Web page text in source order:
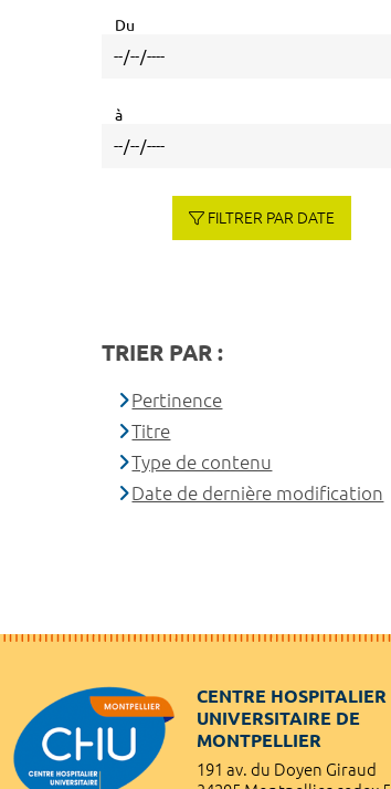
Du
à
FILTRER PAR DATE
TRIER PAR :
Pertinence
Titre
Type de contenu
Date de dernière modification
CENTRE HOSPITALIER
UNIVERSITAIRE DE
MONTPELLIER
191 av. du Doyen Giraud